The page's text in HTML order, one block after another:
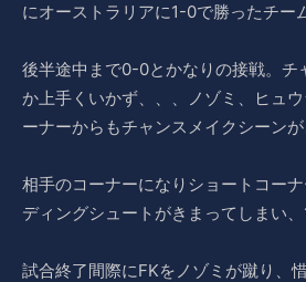
にオーストラリアに1-0で勝ったチー
後半途中まで0-0とかなりの接戦。チ
か上手くいかず、、、ノゾミ、ヒュ
ーナーからもチャンスメイクシーンが
相手のコーナーになりショートコー
ディングシュートがきまってしまい、
試合終了間際にFKをノゾミが蹴り、